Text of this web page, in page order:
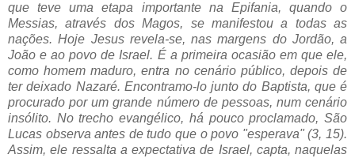
que teve uma etapa importante na Epifania, quando o
Messias, através dos Magos, se manifestou a todas as
nações. Hoje Jesus revela-se, nas margens do Jordão, a
João e ao povo de Israel. É a primeira ocasião em que ele,
como homem maduro, entra no cenário público, depois de
ter deixado Nazaré. Encontramo-lo junto do Baptista, que é
procurado por um grande número de pessoas, num cenário
insólito. No trecho evangélico, há pouco proclamado, São
Lucas observa antes de tudo que o povo "esperava" (3, 15).
Assim, ele ressalta a expectativa de Israel, capta, naquelas